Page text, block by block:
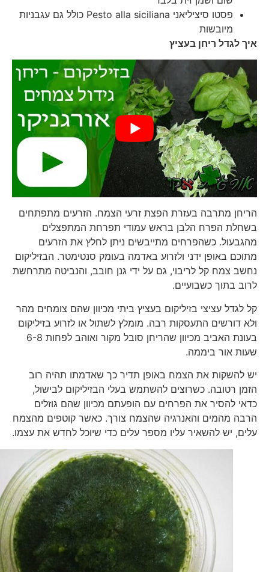
פסטו סיציליאני Pesto alla siciliana כולל גם עגבניות
מיובשות
איך לגדל ריחן בעציץ
הריחן מתרבה בעזרת הפצת זרעי הצמח. הזרעים מתפתחים
בשחלת הפרח הלבן בראש עמודי תפרחת המתפצלים
מהגבעול. כשהפרחים מתייבשים ניתן לחלץ את הזרעים
מתוכם באופן ידני ולזרוע באדמה בעומק סנטימטר. הבזיליקום
נחשב צמח קל לריבוי, גם על ידי גנן חובב, והנביטה מתרחשת
לרוב בתוך כשבועיים.
קל לגדל עציצי בזיליקום בעציץ ביתי מכיוון שהם צומחים מהר
ולא דורשים התעסקות רבה. מומלץ לשתול או לזרוע בזיליקום
בעונת האביב מכיוון שהריחן סובל מקור ואוהב לפחות 6-8
שעות אור ביממה.
יש להשקות את הצמח באופן תדיר כך שאדמתו תהיה רוב
הזמן רטובה. כשרוצים להשתמש בעלי הבזיליקום לבישול,
כדאי להסיר את הפרחים עם הופעתם מכיוון שהם גוזלים
הרבה מהמים והאנרגיה שהצמח צורך. כאשר קוטפים מהצמח
עלים, יש להשאיר עליו מספר עלים כדי שיוכל לחדש את עצמו.